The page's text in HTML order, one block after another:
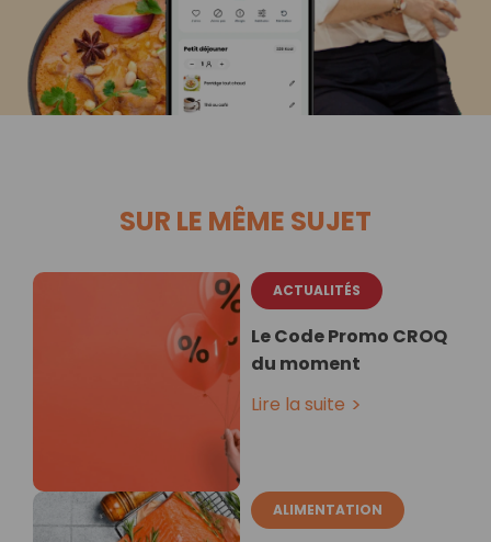
SUR LE MÊME SUJET
ACTUALITÉS
Le Code Promo CROQ
du moment
Lire la suite
ALIMENTATION